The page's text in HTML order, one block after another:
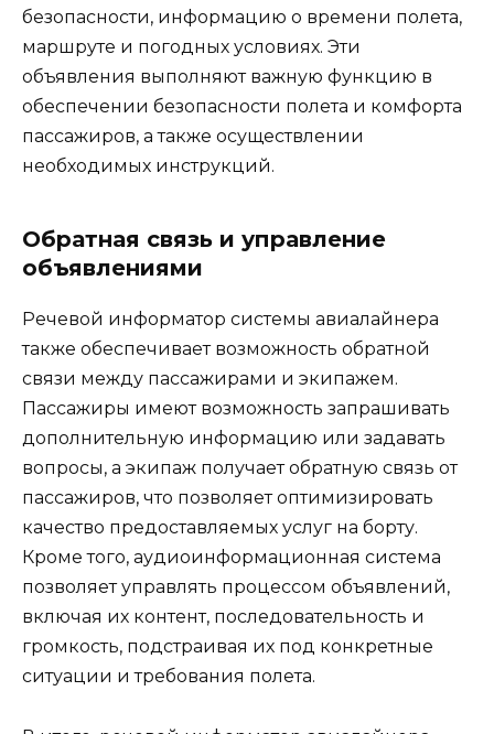
безопасности, информацию о времени полета,
маршруте и погодных условиях. Эти
объявления выполняют важную функцию в
обеспечении безопасности полета и комфорта
пассажиров, а также осуществлении
необходимых инструкций.
Обратная связь и управление
объявлениями
Речевой информатор системы авиалайнера
также обеспечивает возможность обратной
связи между пассажирами и экипажем.
Пассажиры имеют возможность запрашивать
дополнительную информацию или задавать
вопросы, а экипаж получает обратную связь от
пассажиров, что позволяет оптимизировать
качество предоставляемых услуг на борту.
Кроме того, аудиоинформационная система
позволяет управлять процессом объявлений,
включая их контент, последовательность и
громкость, подстраивая их под конкретные
ситуации и требования полета.